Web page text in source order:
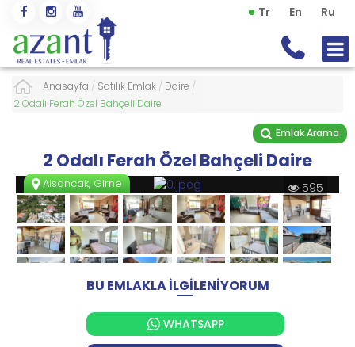
Tr En Ru
Anasayfa / Satılık Emlak / Daire /
2 Odalı Ferah Özel Bahçeli Daire
Emlak Arama
2 Odalı Ferah Özel Bahçeli Daire
595
Alsancak, Girne
BU EMLAKLA İLGİLENİYORUM
WHATSAPP